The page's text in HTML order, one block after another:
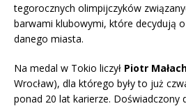
tegorocznych olimpijczyków
barwami klubowymi, które decydują
danego miasta.
Na medal w Tokio liczył Piotr
Wrocław), dla którego były to już
ponad 20 lat karierze. Doświadczony